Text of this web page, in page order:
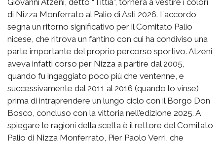
di Nizza Monferrato al Palio di Asti 2026. L’accordo
segna un ritorno significativo per il Comitato Palio
nicese, che ritrova un fantino con cui ha condiviso una
parte importante del proprio percorso sportivo. Atzeni
aveva infatti corso per Nizza a partire dal 2005,
quando fu ingaggiato poco più che ventenne, e
successivamente dal 2011 al 2016 (quando lo vinse),
prima di intraprendere un lungo ciclo con il Borgo Don
Bosco, concluso con la vittoria nell’edizione 2025. A
spiegare le ragioni della scelta è il rettore del Comitato
Palio di Nizza Monferrato, Pier Paolo Verri, che